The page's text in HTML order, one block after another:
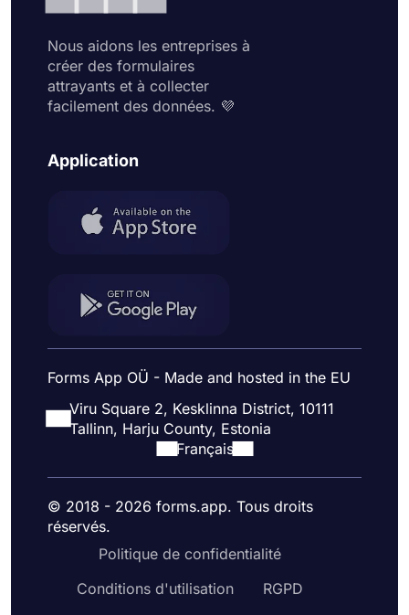
Nous aidons les entreprises à
créer des formulaires
attrayants et à collecter
facilement des données. 💜
Application
Forms App OÜ - Made and hosted in the EU
Viru Square 2, Kesklinna District, 10111
Tallinn, Harju County, Estonia
Français
© 2018 - 2026 forms.app. Tous droits
réservés.
Politique de confidentialité
Conditions d'utilisation
RGPD